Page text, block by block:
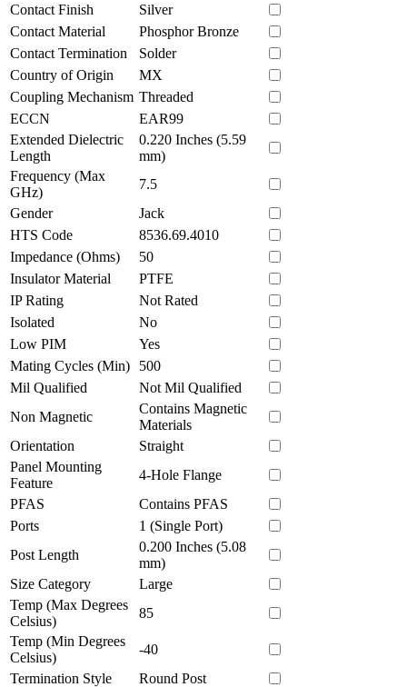
Contact Finish
Silver
Contact Material
Phosphor Bronze
Contact Termination
Solder
Country of Origin
MX
Coupling Mechanism Threaded
ECCN
EAR99
Extended Dielectric
Length
0.220 Inches (5.59
mm)
Frequency (Max
GHz)
7.5
Gender
Jack
HTS Code
8536.69.4010
Impedance (Ohms)
50
Insulator Material
PTFE
IP Rating
Not Rated
Isolated
No
Low PIM
Yes
Mating Cycles (Min)
500
Mil Qualified
Not Mil Qualified
Non Magnetic
Contains Magnetic
Materials
Orientation
Straight
Panel Mounting
Feature
4-Hole Flange
PFAS
Contains PFAS
Ports
1 (Single Port)
Post Length
0.200 Inches (5.08
mm)
Size Category
Large
Temp (Max Degrees
Celsius)
85
Temp (Min Degrees
Celsius)
-40
Termination Style
Round Post